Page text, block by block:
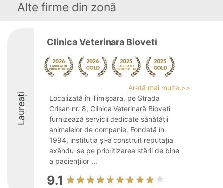
Alte firme din zonă
Laureați
Clinica Veterinara Bioveti
Arată mai multe >>
Localizată în Timișoara, pe Strada
Crișan nr. 8, Clinica Veterinară Bioveti
furnizează servicii dedicate sănătății
animalelor de companie. Fondată în
1994, instituția și-a construit reputația
axându-se pe prioritizarea stării de bine
a pacienților ...
9.1